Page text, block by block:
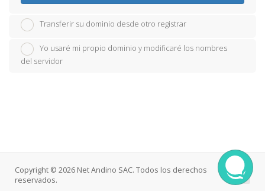
Transferir su dominio desde otro registrar
Yo usaré mi propio dominio y modificaré los nombres
del servidor
Copyright © 2026 Net Andino SAC. Todos los derechos
reservados.